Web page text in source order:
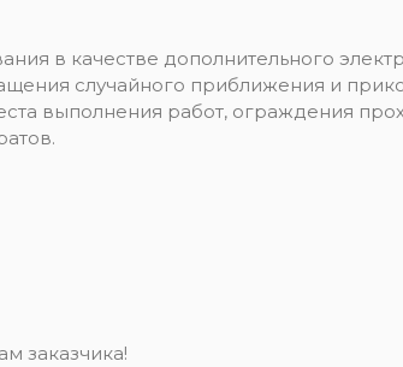
в качестве дополнительного
случайного приближения и
выполнения работ, ограждения
заказчика!